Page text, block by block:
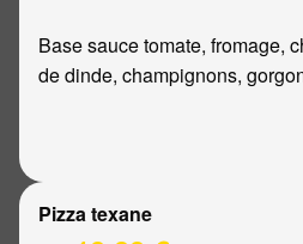
Base sauce tomate, fromage,
de dinde, champignons,
Pizza texane